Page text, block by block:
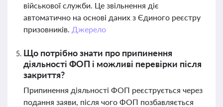
військової служби. Це звільнення діє
автоматично на основі даних з Єдиного реєстру
призовників. Джерело
Що потрібно знати про припинення
діяльності ФОП і можливі перевірки після
закриття?
Припинення діяльності ФОП реєструється через
подання заяви, після чого ФОП позбавляється